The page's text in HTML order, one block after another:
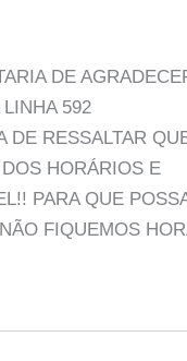
DE
592
DE RESSALTAR
HORÁRIOS E
PARA QUE
FIQUEMOS